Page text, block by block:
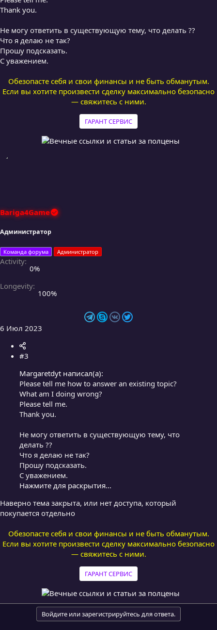
Thank you.
Не могу ответить в существующую тему, что делать ??
Что я делаю не так?
Прошу подсказать.
С уважением.
Обезопасте себя и свои финансы и не быть обманутым.
Если вы хотите произвести сделку максимально безопасно
— свяжитесь с ними.
ГАРАНТ СЕРВИС
Bariga4Game
Администратор
Команда форума Администратор
Activity
0%
Longevity
100%
6 Июл 2023
#3
Margaretdyt написал(а):
Please tell me how to answer an existing topic?
What am I doing wrong?
Please tell me.
Thank you.
Не могу ответить в существующую тему, что
делать ??
Что я делаю не так?
Прошу подсказать.
С уважением.
Нажмите для раскрытия...
Наверно тема закрыта, или нет доступа, который
покупается отдельно
Обезопасте себя и свои финансы и не быть обманутым.
Если вы хотите произвести сделку максимально безопасно
— свяжитесь с ними.
ГАРАНТ СЕРВИС
Войдите или зарегистрируйтесь для ответа.